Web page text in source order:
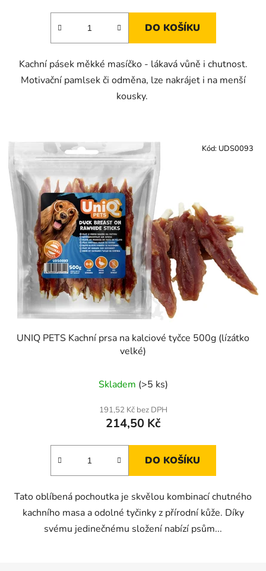
DO KOŠÍKU
Kachní pásek měkké masíčko - lákavá vůně i chutnost.
Motivační pamlsek či odměna, lze nakrájet i na menší
kousky.
UNIQ PETS Kachní prsa na kalciové tyčce 500g (lízátko
velké)
Skladem (>5 ks)
191,52 Kč bez DPH
214,50 Kč
DO KOŠÍKU
Tato oblíbená pochoutka je skvělou kombinací chutného
kachního masa a odolné tyčinky z přírodní kůže. Díky
svému jedinečnému složení nabízí psům...
Kód: UDS0093